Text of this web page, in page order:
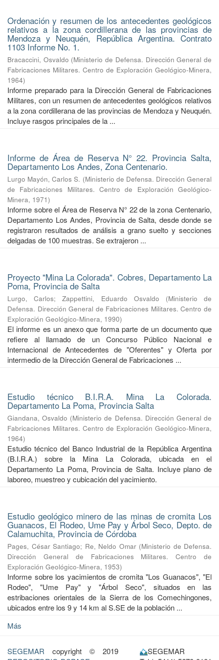
Ordenación y resumen de los antecedentes geológicos
relativos a la zona cordillerana de las provincias de
Mendoza y Neuquén, República Argentina. Contrato
1103 Informe No. 1.
Bracaccini, Osvaldo (Ministerio de Defensa. Dirección General de
Fabricaciones Militares. Centro de Exploración Geológico-Minera,
1964)
Informe preparado para la Dirección General de Fabricaciones
Militares, con un resumen de antecedentes geológicos relativos
a la zona cordillerana de las provincias de Mendoza y Neuquén.
Incluye rasgos principales de la ...
Informe de Área de Reserva N° 22. Provincia Salta,
Departamento Los Andes, Zona Centenario.
Lurgo Mayón, Carlos S. (Ministerio de Defensa. Dirección General
de Fabricaciones Militares. Centro de Exploración Geológico-
Minera, 1971)
Informe sobre el Área de Reserva N° 22 de la zona Centenario,
Departamento Los Andes, Provincia de Salta, desde donde se
registraron resultados de análisis a grano suelto y secciones
delgadas de 100 muestras. Se extrajeron ...
Proyecto "Mina La Colorada". Cobres, Departamento La
Poma, Provincia de Salta
Lurgo, Carlos;Zappettini, Eduardo Osvaldo (Ministerio de
Defensa. Dirección General de Fabricaciones Militares. Centro de
Exploración Geológico-Minera, 1990)
El informe es un anexo que forma parte de un documento que
refiere al llamado de un Concurso Público Nacional e
Internacional de Antecedentes de "Oferentes" y Oferta por
intermedio de la Dirección General de Fabricaciones ...
Estudio técnico B.I.R.A. Mina La Colorada.
Departamento La Poma, Provincia Salta
Giandana, Osvaldo (Ministerio de Defensa. Dirección General de
Fabricaciones Militares. Centro de Exploración Geológico-Minera,
1964)
Estudio técnico del Banco Industrial de la República Argentina
(B.I.R.A.) sobre la Mina La Colorada, ubicada en el
Departamento La Poma, Provincia de Salta. Incluye plano de
laboreo, muestreo y cubicación del yacimiento.
Estudio geológico minero de las minas de cromita Los
Guanacos, El Rodeo, Ume Pay y Árbol Seco, Depto. de
Calamuchita, Provincia de Córdoba
Pages, César Santiago; Re, Neldo Omar (Ministerio de Defensa.
Dirección General de Fabricaciones Militares. Centro de
Exploración Geológico-Minera, 1953)
Informe sobre los yacimientos de cromita "Los Guanacos", "El
Rodeo", "Ume Pay" y "Árbol Seco", situados en las
estribaciones orientales de la Sierra de los Comechingones,
ubicados entre los 9 y 14 km al S.SE de la población ...
Más
SEGEMAR copyright © 2019
SEGEMAR